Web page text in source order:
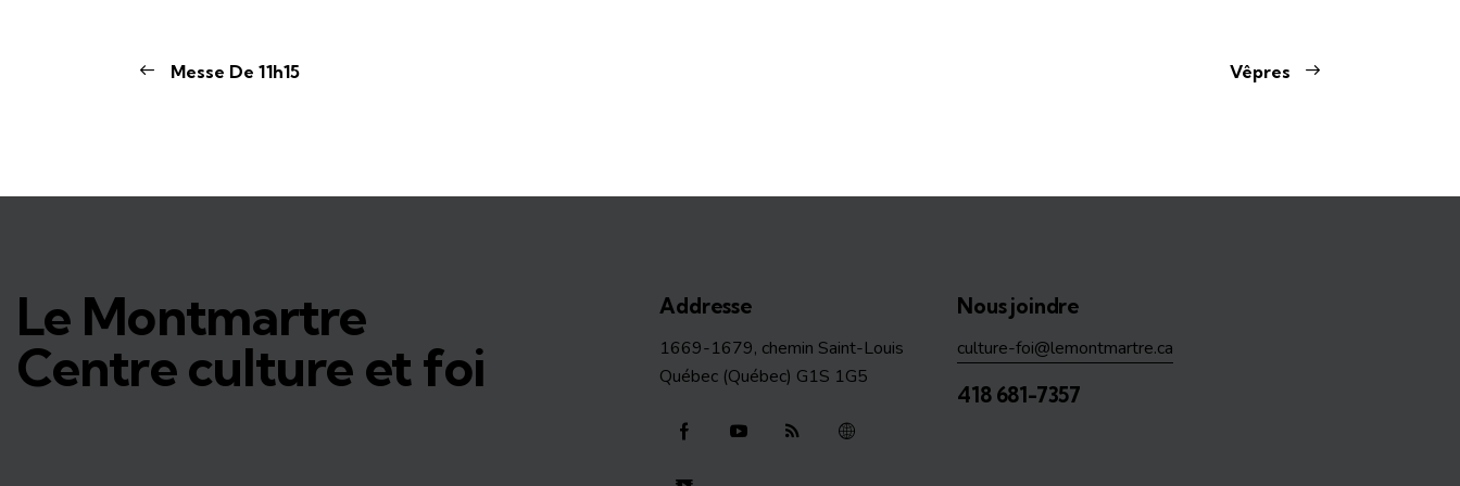
Messe De 11h15 Vêpres
Le Montmartre
Centre culture et foi
Addresse
1669-1679, chemin Saint-Louis
Québec (Québec) G1S 1G5
Nous joindre
culture-foi@lemontmartre.ca
418 681-7357